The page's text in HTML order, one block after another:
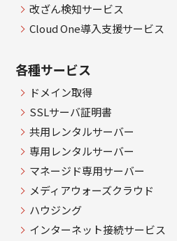
改ざん検知サービス
Cloud One導入支援サービス
各種サービス
ドメイン取得
SSLサーバ証明書
共用レンタルサーバー
専用レンタルサーバー
マネージド専用サーバー
メディアウォーズクラウド
ハウジング
インターネット接続サービス